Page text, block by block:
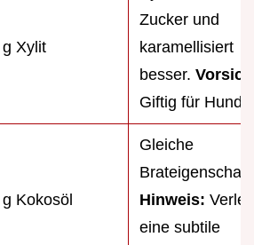
Xylit
Zucker und
karamellisiert
besser.
Giftig für
Kokosöl
Gleiche
Hinweis:
eine subtile